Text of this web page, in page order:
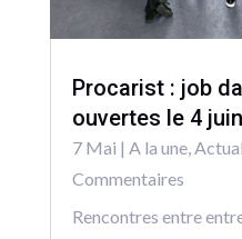
Procarist : job
ouvertes le 4 juin
7 Mai | A la une,
Commentaires
Rencontres entre